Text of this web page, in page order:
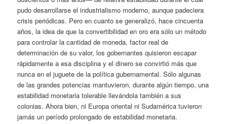
pudo desarrollarse el industrialismo moderno, aunque padeciera
crisis periódicas. Pero en cuanto se generalizó, hace cincuenta
años, la idea de que la convertibilidad en oro era sólo un método
para controlar la cantidad de moneda, factor real de
determinación de su valor, los gobernantes quisieron escapar
rápidamente a esa disciplina y el dinero se convirtió más que
nunca en el juguete de la política gubernamental. Sólo algunas
de las grandes potencias mantuvieron, durante algún tiempo, una
estabilidad monetaria tolerable llevándola también a sus
colonias. Ahora bien, ni Europa oriental ni Sudamérica tuvieron
jamás un período prolongado de estabilidad monetaria.